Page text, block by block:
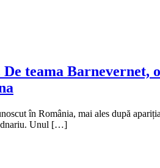
teama Barnevernet,
în România, mai ales după
Unul […]